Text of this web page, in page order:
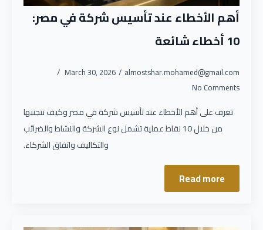
أهم الأخطاء عند تأسيس شركة في مصر:
10 أخطاء شائعة
almostshar.mohamed@gmail.com
March 30, 2026
No Comments
تعرف على أهم الأخطاء عند تأسيس شركة في مصر وكيف تتجنبها
من خلال 10 نقاط عملية تشمل نوع الشركة والنشاط والضرائب
والتكاليف واتفاق الشركاء.
Read more